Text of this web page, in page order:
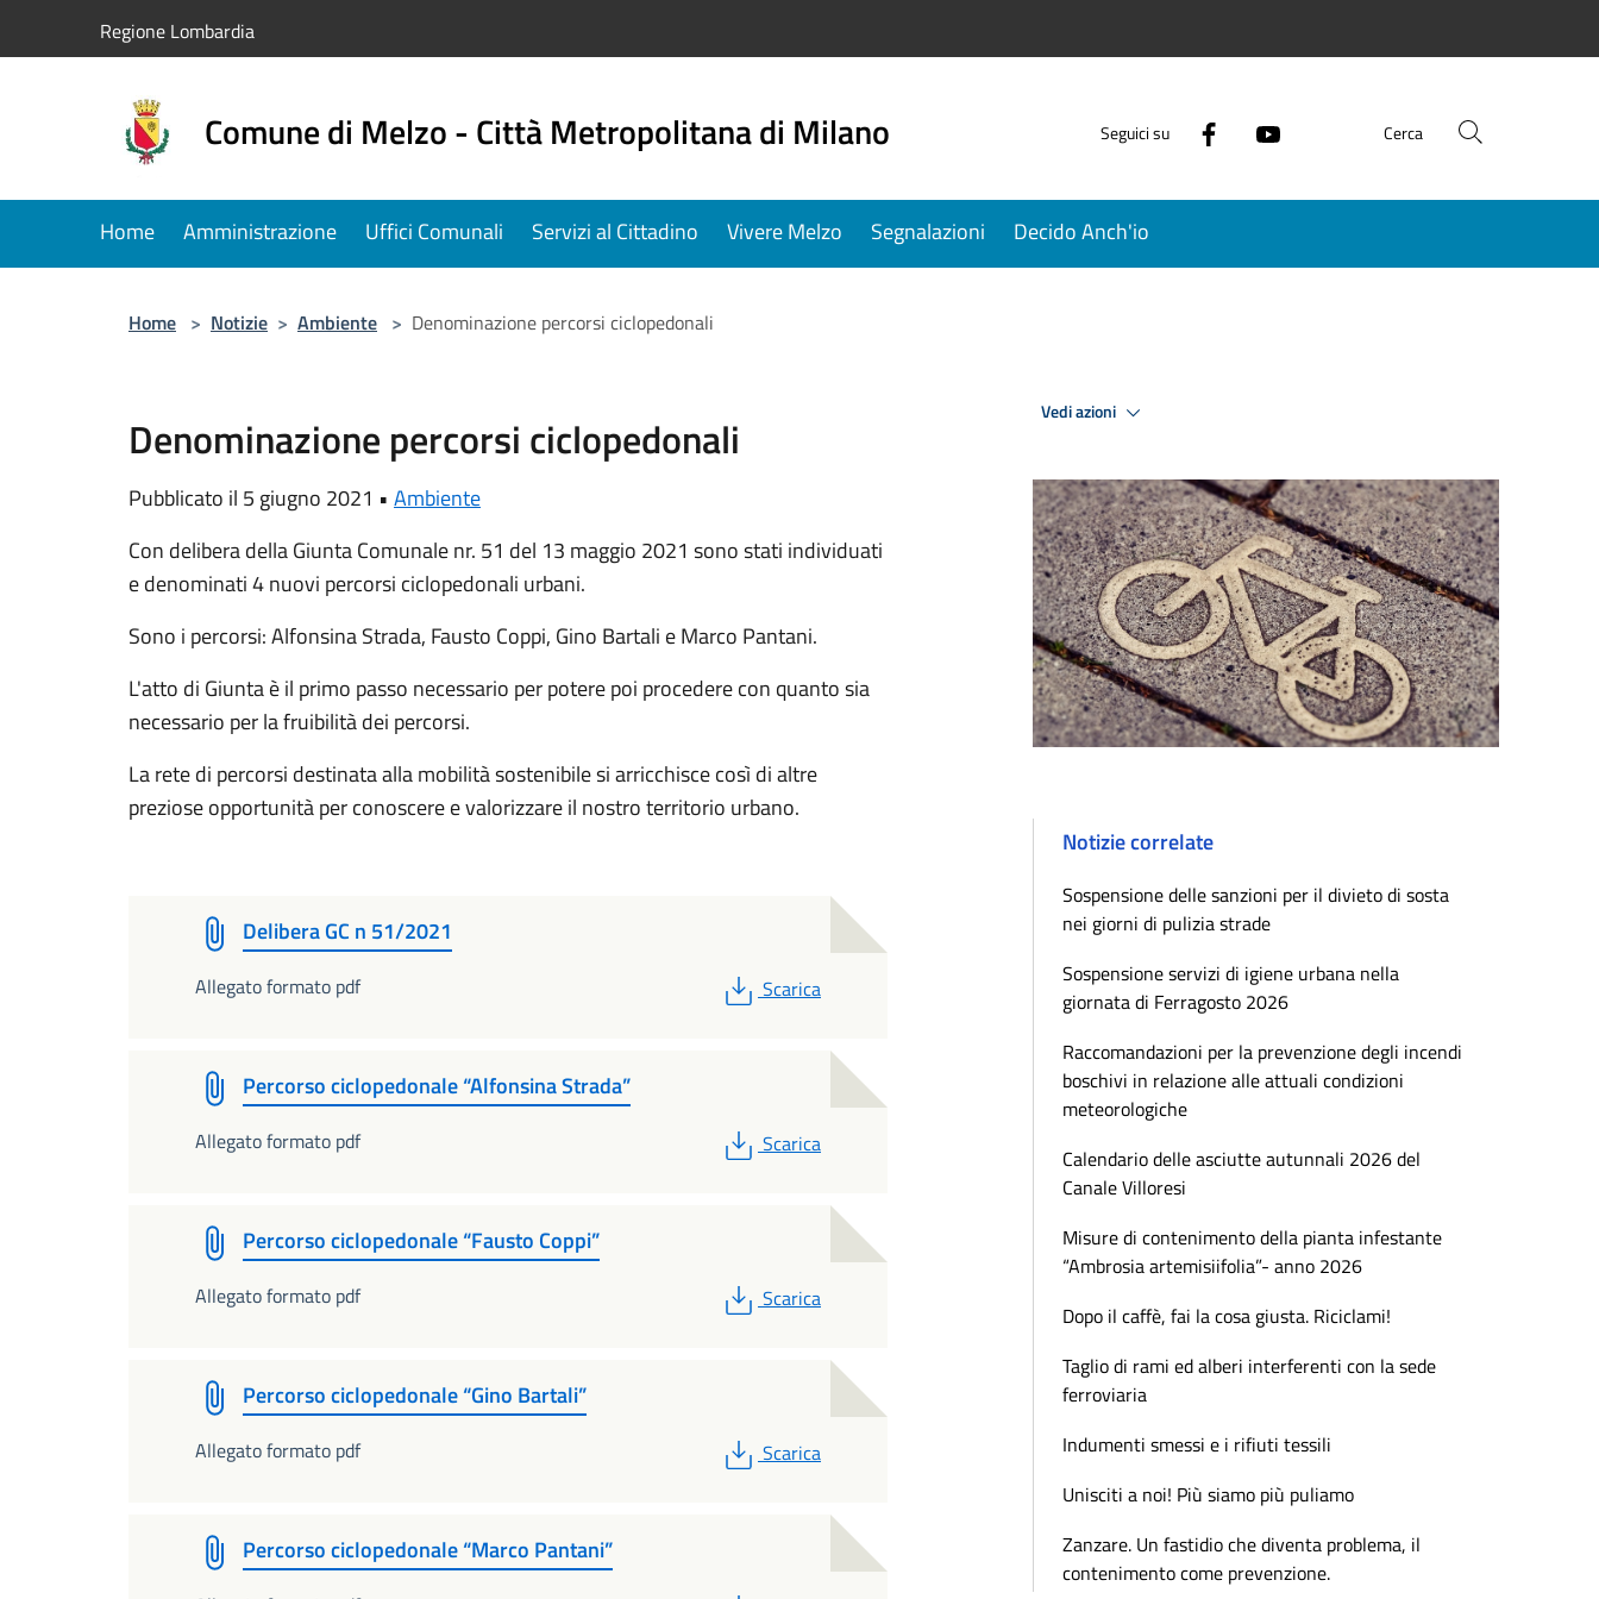
Regione Lombardia
Comune di Melzo - Città Metropolitana di Milano Seguici su Cerca
Home Amministrazione Uffici Comunali Servizi al Cittadino Vivere Melzo Segnalazioni Decido Anch'io
Home > Notizie > Ambiente > Denominazione percorsi ciclopedonali
Denominazione percorsi ciclopedonali
Pubblicato il 5 giugno 2021 • Ambiente
Con delibera della Giunta Comunale nr. 51 del 13 maggio 2021 sono stati individuati
e denominati 4 nuovi percorsi ciclopedonali urbani.
Sono i percorsi: Alfonsina Strada, Fausto Coppi, Gino Bartali e Marco Pantani.
L'atto di Giunta è il primo passo necessario per potere poi procedere con quanto sia
necessario per la fruibilità dei percorsi.
La rete di percorsi destinata alla mobilità sostenibile si arricchisce così di altre
preziose opportunità per conoscere e valorizzare il nostro territorio urbano.
Delibera GC n 51/2021
Allegato formato pdf PDF
Scarica
Percorso ciclopedonale “Alfonsina Strada”
Allegato formato pdf PDF
Scarica
Percorso ciclopedonale “Fausto Coppi”
Allegato formato pdf PDF
Scarica
Percorso ciclopedonale “Gino Bartali”
Allegato formato pdf PDF
Scarica
Percorso ciclopedonale “Marco Pantani”
Vedi azioni
Notizie correlate
Sospensione delle sanzioni per il divieto di sosta
nei giorni di pulizia strade
Sospensione servizi di igiene urbana nella
giornata di Ferragosto 2026
Raccomandazioni per la prevenzione degli incendi
boschivi in relazione alle attuali condizioni
meteorologiche
Calendario delle asciutte autunnali 2026 del
Canale Villoresi
Misure di contenimento della pianta infestante
“Ambrosia artemisiifolia”- anno 2026
Dopo il caffè, fai la cosa giusta. Riciclami!
Taglio di rami ed alberi interferenti con la sede
ferroviaria
Indumenti smessi e i rifiuti tessili
Unisciti a noi! Più siamo più puliamo
Zanzare. Un fastidio che diventa problema, il
contenimento come prevenzione.